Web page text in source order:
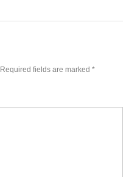
Required fields are marked *